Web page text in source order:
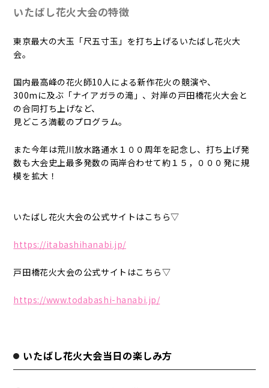
いたばし花火大会の特徴
東京最大の大玉「尺五寸玉」を打ち上げるいたばし花火大
会。
国内最高峰の花火師10人による新作花火の競演や、
300mに及ぶ「ナイアガラの滝」、対岸の戸田橋花火大会と
の合同打ち上げなど、
見どころ満載のプログラム。
また今年は荒川放水路通水１００周年を記念し、打ち上げ発
数も大会史上最多発数の両岸合わせて約１５，０００発に規
模を拡大！
いたばし花火大会の公式サイトはこちら▽
https://itabashihanabi.jp/
戸田橋花火大会の公式サイトはこちら▽
https://www.todabashi-hanabi.jp/
いたばし花火大会当日の楽しみ方